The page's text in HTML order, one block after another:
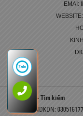
EMAI:
Xe Tải - Tìm kiếm
Số GCNDKDN: